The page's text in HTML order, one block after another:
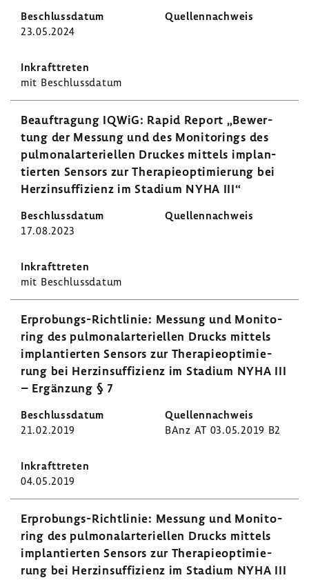
NYHA
III
23.05.2024
mit Beschluss­datum
Beauf­tra­gung IQWiG: Rapid Report „Bewer­
tung der Messung und des Moni­to­rings des
pulmo­nal­arte­ri­ellen Druckes mittels implan­
tierten Sensors zur Thera­pie­op­ti­mie­rung bei
Herz­in­suf­fi­zienz im Stadium NYHA III“
17.08.2023
mit Beschluss­datum
Erprobungs-​Richtlinie: Messung und Moni­to­
ring des pulmo­nal­arte­ri­ellen Drucks mittels
implan­tierten Sensors zur Thera­pie­op­ti­mie­
rung bei Herz­in­suf­fi­zienz im Stadium NYHA III
– Ergän­zung § 7
21.02.2019 BAnz AT 03.05.2019 B2
04.05.2019
Erprobungs-​Richtlinie: Messung und Moni­to­
ring des pulmo­nal­arte­ri­ellen Drucks mittels
implan­tierten Sensors zur Thera­pie­op­ti­mie­
rung bei Herz­in­suf­fi­zienz im Stadium NYHA III